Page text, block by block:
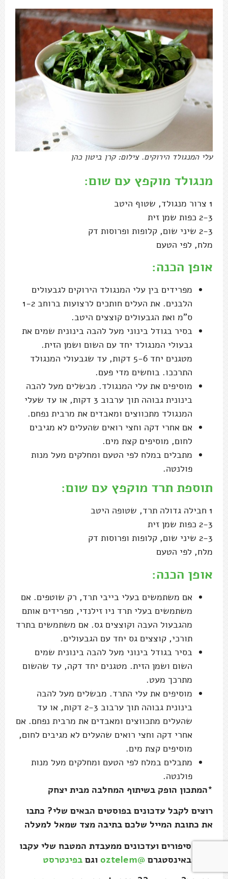
עלי המנגולד הירוקים. צילום: קרן ביטון כהן
מנגולד מוקפץ עם שום:
1 צרור מנגולד, שטוף היטב
2-3 כפות שמן זית
2-3 שיני שום, קלופות ופרוסות דק
מלח, לפי הטעם
אופן הכנה:
מפרידים בין עלי המנגולד הירוקים לגבעולים
הלבנים. את העלים חותכים לרצועות ברוחב 1-2
ס"מ ואת הגבעולים קוצצים היטב.
בסיר בגודל בינוני מעל להבה בינונית שמים את
גבעולי המנגולד יחד עם השום ושמן הזית.
מטגנים יחד 5-6 דקות, עד שגבעולי המנגולד
התרככו. בוחשים מדי פעם.
מוסיפים את עלי המנגולד. מבשלים מעל להבה
בינונית גבוהה תוך ערבוב 3 דקות, או עד שעלי
המנגולד מתכווצים ומאבדים את מרבית נפחם.
אם אחרי דקה וחצי רואים שהעלים לא מגיבים
לחום, מוסיפים קצת מים.
מתבלים במלח לפי הטעם ומחלקים מעל מנות
פולנטה.
תוספת תרד מוקפץ עם שום:
1 חבילה גדולה תרד, שטופה היטב
2-3 כפות שמן זית
2-3 שיני שום, קלופות ופרוסות דק
מלח, לפי הטעם
אופן הכנה:
אם משתמשים בעלי בייבי תרד, רק שוטפים. אם
משתמשים בעלי תרד ניו זילנדי, מפרידים אותם
מהגבעול העבה וקוצצים גס. אם משתמשים בתרד
תורכי, קוצצים גס יחד עם הגבעולים.
בסיר בגודל בינוני מעל להבה בינונית שמים
השום ושמן הזית. מטגנים יחד דקה, עד שהשום
מתרכך מעט.
מוסיפים את עלי התרד. מבשלים מעל להבה
בינונית גבוהה תוך ערבוב 2-3 דקות, או עד
שהעלים מתכווצים ומאבדים את מרבית נפחם. אם
אחרי דקה וחצי רואים שהעלים לא מגיבים לחום,
מוסיפים קצת מים.
מתבלים במלח לפי הטעם ומחלקים מעל מנות
פולנטה.
*המתכון הופק בשיתוף המחלבה מבית יצחק
רוצים לקבל עדכונים בפוסטים הבאים שלי? כתבו
את כתובת המייל שלכם בתיבה מצד שמאל למעלה
לעוד סיפורים ועדכונים ממעבדת המטבח שלי עקבו
אחרי באינסטגרם @oztelem וגם בפינטרסט